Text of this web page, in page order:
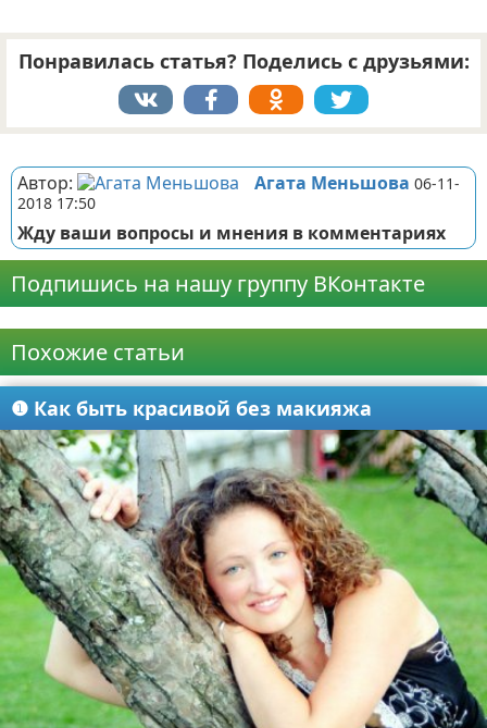
Понравилась статья? Поделись с друзьями:
Автор: Агата Меньшова 06-11-
2018 17:50
Жду ваши вопросы и мнения в комментариях
Подпишись на нашу группу ВКонтакте
Похожие статьи
❶ Как быть красивой без макияжа